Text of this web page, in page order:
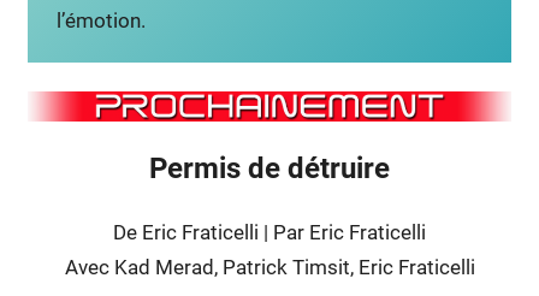
l’émotion.
Permis de détruire
De Eric Fraticelli | Par Eric Fraticelli
Avec Kad Merad, Patrick Timsit, Eric Fraticelli